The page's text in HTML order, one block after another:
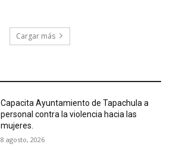
Cargar más
Capacita Ayuntamiento de Tapachula a
personal contra la violencia hacia las
mujeres.
8 agosto, 2026